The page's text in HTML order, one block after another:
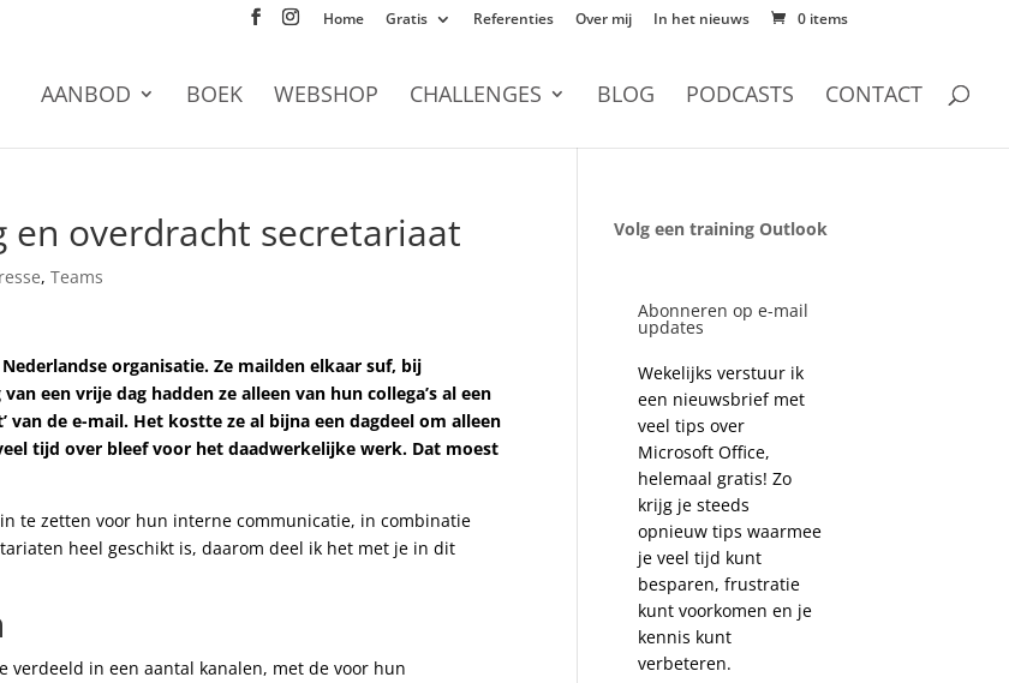
Home Gratis Referenties Over mij In het nieuws 0 items
AANBOD BOEK WEBSHOP CHALLENGES BLOG PODCASTS CONTACT
overdracht secretariaat
,Teams
organisatie. Ze mailden elkaar suf, bij
een vrije dag hadden ze alleen van hun collega’s al een
van de e-mail. Het kostte ze al bijna een dagdeel om alleen
tijd over bleef voor het daadwerkelijke werk. Dat moest
te zetten voor hun interne communicatie, in combinatie
heel geschikt is, daarom deel ik het met je in dit
verdeeld in een aantal kanalen, met de voor hun
Volg een training Outlook
Abonneren op e-mail
updates
Wekelijks verstuur ik
een nieuwsbrief met
veel tips over
Microsoft Office,
helemaal gratis! Zo
krijg je steeds
opnieuw tips waarmee
je veel tijd kunt
besparen, frustratie
kunt voorkomen en je
kennis kunt
verbeteren.